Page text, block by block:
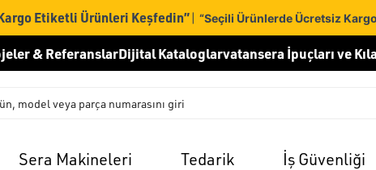
Etiketli Ürünleri Keşfedin”| “Seçili Ürünlerde Ücretsiz
& ReferanslarDijital Kataloglarvatansera İpuçları ve
Sera Makineleri Tedarik İş Güvenliği